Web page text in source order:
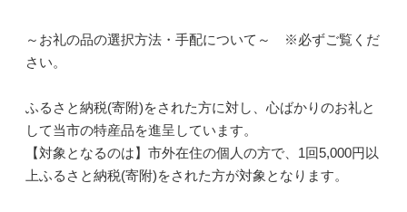
～お礼の品の選択方法・手配について～ ※必ずご覧くだ
さい。
ふるさと納税(寄附)をされた方に対し、心ばかりのお礼と
して当市の特産品を進呈しています。
【対象となるのは】市外在住の個人の方で、1回5,000円以
上ふるさと納税(寄附)をされた方が対象となります。